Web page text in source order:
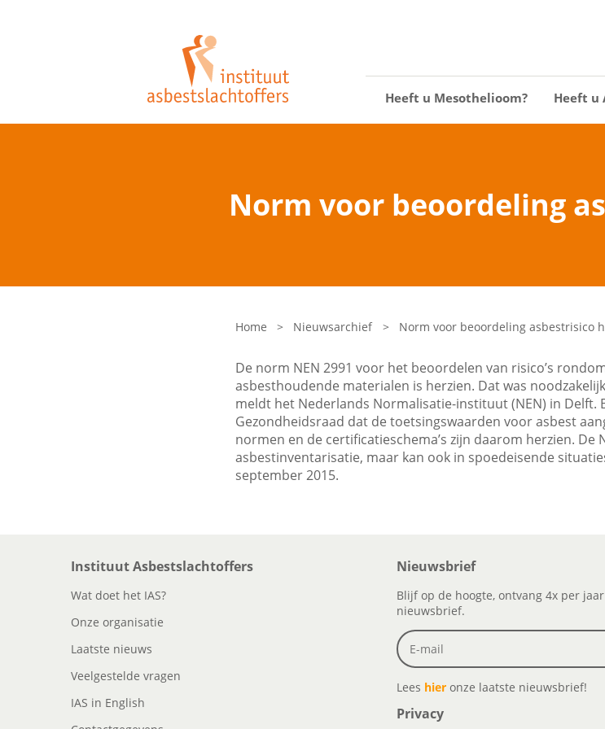
Heeft u Mesothelioom? Heeft u
Norm voor beoordeling
Home > Nieuwsarchief > Norm voor beoordeling asbestrisico
De norm NEN 2991 voor het beoordelen van risico’s
asbesthoudende materialen is herzien. Dat was
meldt het Nederlands Normalisatie-instituut (NEN) in Delft.
Gezondheidsraad dat de toetsingswaarden voor asbest
normen en de certificatieschema’s zijn daarom herzien. De
asbestinventarisatie, maar kan ook in spoedeisende
september 2015.
Instituut Asbestslachtoffers
Wat doet het IAS?
Onze organisatie
Laatste nieuws
Veelgestelde vragen
IAS in English
Nieuwsbrief
Blijf op de hoogte, ontvang 4x per
nieuwsbrief.
Lees hier onze laatste nieuwsbrief!
Privacy